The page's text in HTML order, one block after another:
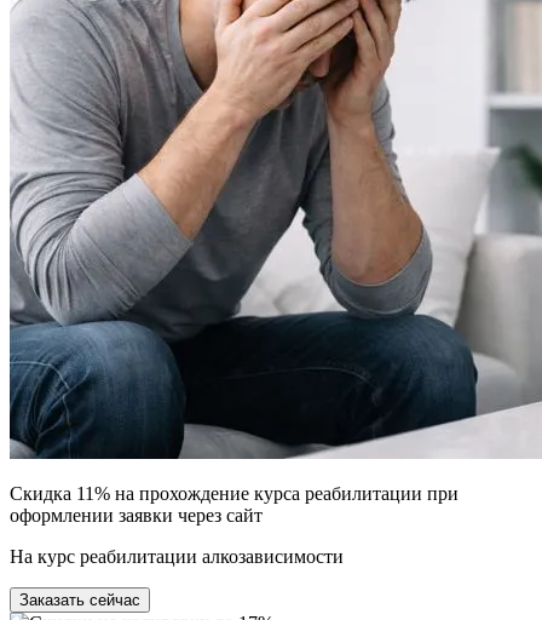
Скидка 11% на прохождение курса реабилитации при
оформлении заявки через сайт
На курс реабилитации алкозависимости
Заказать сейчас